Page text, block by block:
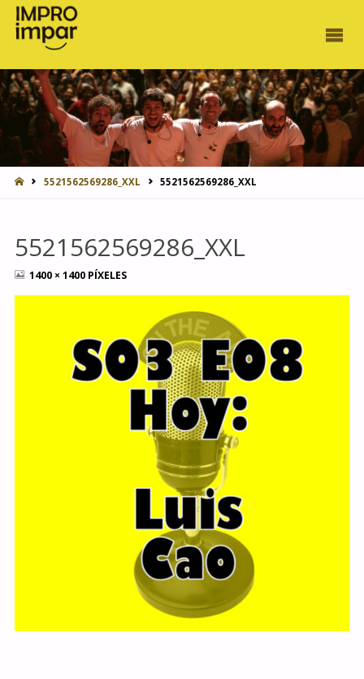
INICIO5521562569286_XXL 5521562569286_XXL
5521562569286_XXL
TAMAÑO
1400 × 1400 PÍXELES